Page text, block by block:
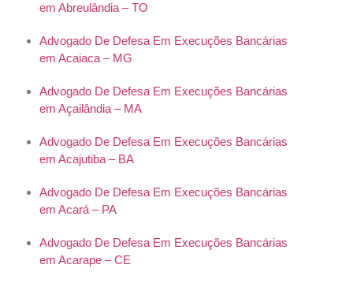
em Abreulândia – TO
Advogado De Defesa Em Execuções Bancárias
em Acaiaca – MG
Advogado De Defesa Em Execuções Bancárias
em Açailândia – MA
Advogado De Defesa Em Execuções Bancárias
em Acajutiba – BA
Advogado De Defesa Em Execuções Bancárias
em Acará – PA
Advogado De Defesa Em Execuções Bancárias
em Acarape – CE